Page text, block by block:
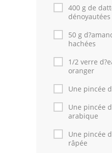
Thèmes
Espace Personnel
400 g de
dénoyautées
50 g
hachées
1/2 verre
oranger
Une pincée
Une pincée
arabique
Une pincée
râpée